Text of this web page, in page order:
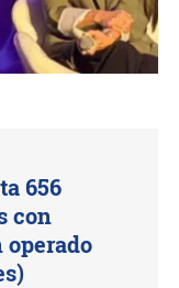
656
con
operado